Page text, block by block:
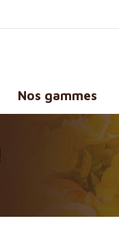
Nos gammes